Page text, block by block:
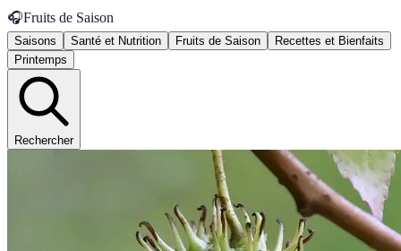
🎧Fruits de Saison
Saisons Santé et Nutrition Fruits de Saison
Recettes et Bienfaits
Printemps
Rechercher